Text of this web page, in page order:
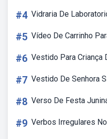
#4 Vidraria De
#5 Vídeo De Carrinho
#6 Vestido Para Criança
#7 Vestido De Senhora
#8 Verso De Festa
#9 Verbos Irregulares